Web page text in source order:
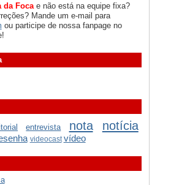
da Focae não está na equipe fixa?
Mande um e-mail para
ou participe de nossa fanpage no
entrevista nota notícia
videocast vídeo